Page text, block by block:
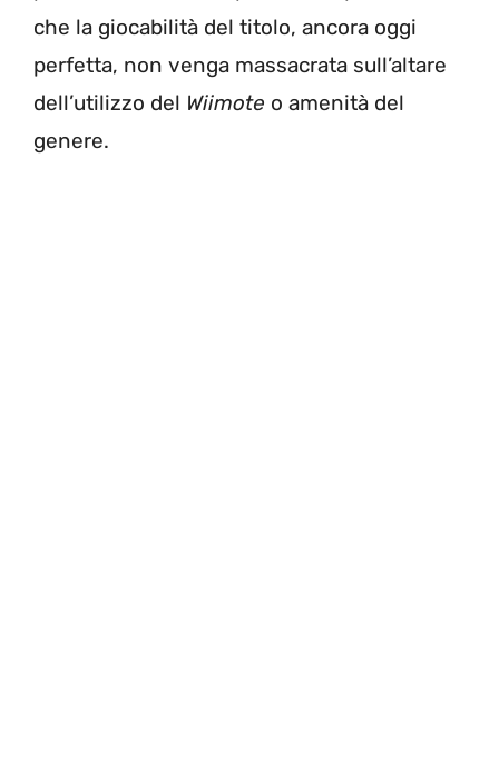
che la giocabilità del titolo, ancora oggi
perfetta, non venga massacrata sull’altare
dell’utilizzo del Wiimote o amenità del
genere.